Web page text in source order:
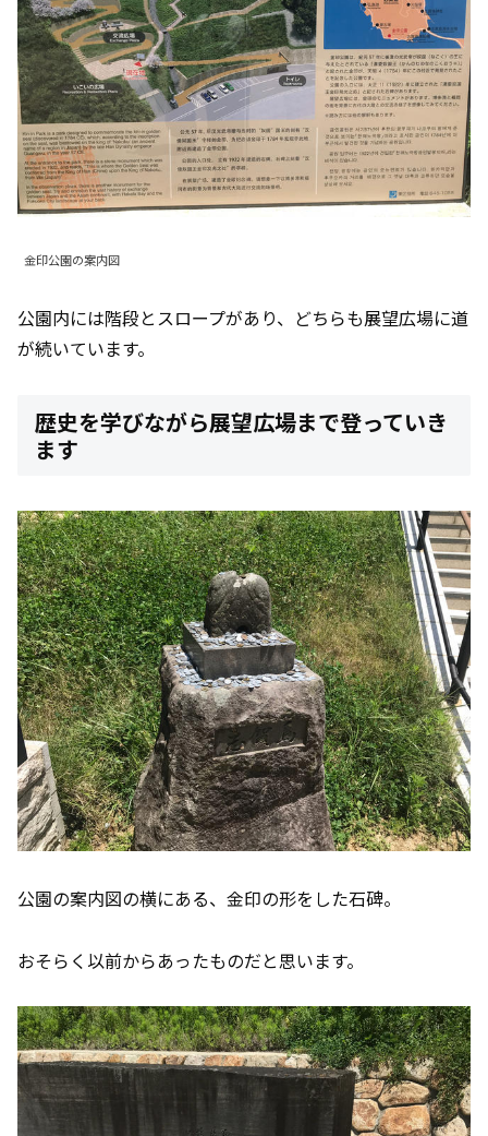
金印公園の案内図
公園内には階段とスロープがあり、どちらも展望広場に道
が続いています。
歴史を学びながら展望広場まで登っていき
ます
公園の案内図の横にある、金印の形をした石碑。
おそらく以前からあったものだと思います。